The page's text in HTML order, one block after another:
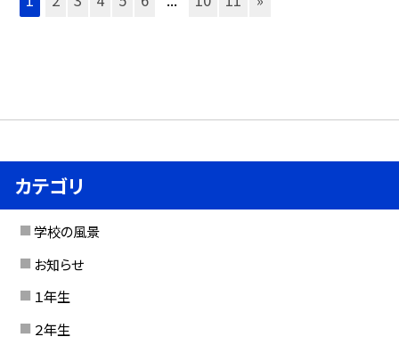
カテゴリ
学校の風景
お知らせ
１年生
２年生